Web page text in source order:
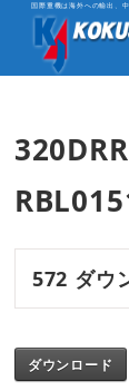
国際重機は海外への輸出、
320DRR
572 ダウ
ダウンロード